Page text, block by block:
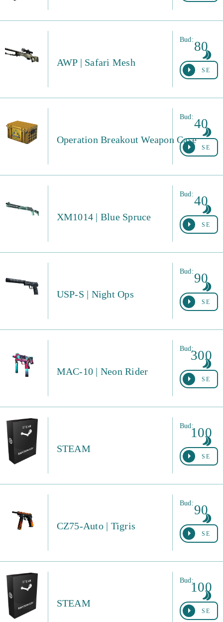
AWP | Safari Mesh
Bud: 80
SE
Operation Breakout Weapon Case
Bud:40
SE
XM1014 | Blue Spruce
Bud:40
SE
USP-S | Night Ops
Bud:90
SE
MAC-10 | Neon Rider
Bud:300
SE
STEAM
Bud:100
SE
CZ75-Auto | Tigris
Bud:90
SE
STEAM
Bud:100
SE